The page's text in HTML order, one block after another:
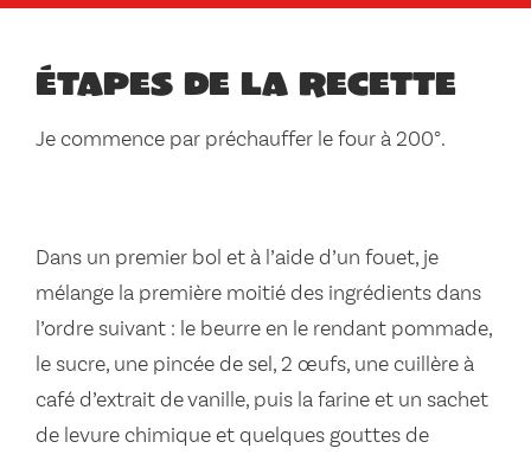
Étapes de la recette
Je commence par préchauffer le four à 200°.
Dans un premier bol et à l’aide d’un fouet, je
mélange la première moitié des ingrédients dans
l’ordre suivant : le beurre en le rendant pommade,
le sucre, une pincée de sel, 2 œufs, une cuillère à
café d’extrait de vanille, puis la farine et un sachet
de levure chimique et quelques gouttes de